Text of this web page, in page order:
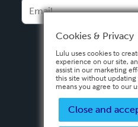
Español
Cookies & Privacy
Lulu uses cookies to
experience on our site,
assist in our marketing
this site without
means you agree to our
Close and